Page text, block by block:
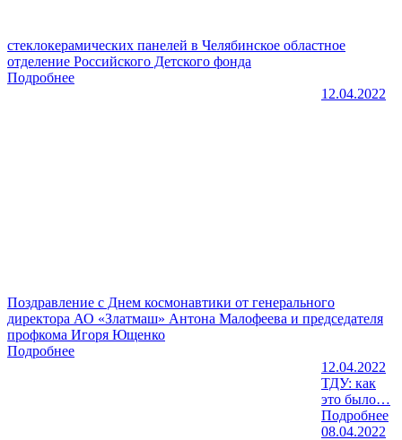
стеклокерамических панелей в Челябинское областное
отделение Российского Детского фонда
Подробнее
12.04.2022
Поздравление с Днем космонавтики от генерального
директора АО «Златмаш» Антона Малофеева и председателя
профкома Игоря Ющенко
Подробнее
12.04.2022
ТДУ: как
это было…
Подробнее
08.04.2022